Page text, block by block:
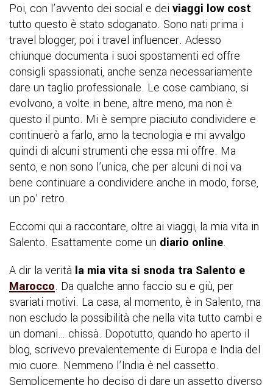
Poi, con l’avvento dei social e dei viaggi low cost
tutto questo è stato sdoganato. Sono nati prima i
travel blogger, poi i travel influencer. Adesso
chiunque documenta i suoi spostamenti ed offre
consigli spassionati, anche senza necessariamente
dare un taglio professionale. Le cose cambiano, si
evolvono, a volte in bene, altre meno, ma non è
questo il punto. Mi è sempre piaciuto condividere e
continuerò a farlo, amo la tecnologia e mi avvalgo
quindi di alcuni strumenti che essa mi offre. Ma
sento, e non sono l’unica, che per alcuni di noi va
bene continuare a condividere anche in modo, forse,
un po’ retro.
Eccomi qui a raccontare, oltre ai viaggi, la mia vita in
Salento. Esattamente come un diario online.
A dir la verità la mia vita si snoda tra Salento e
Marocco. Da qualche anno faccio su e giù, per
svariati motivi. La casa, al momento, è in Salento, ma
non escludo la possibilità che nella vita tutto cambi e
un domani… chissà. Dopotutto, quando ho aperto il
blog, scrivevo prevalentemente di Europa e India del
mio cuore. Nemmeno l’India è nel cassetto.
Semplicemente ho deciso di dare un assetto diverso